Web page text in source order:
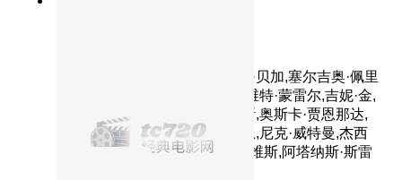
主演：西尔维斯特·史泰龙,帕斯·贝加,塞尔吉奥·佩里
斯-门切塔,艾德里安娜·巴拉扎,维特·蒙雷尔,吉妮·金,
华金·科西奥,帕斯卡西奥·洛佩斯,奥斯卡·贾恩那达,
亚历山大·迪米特罗夫,亚伦·科恩,尼克·威特曼,杰西
卡·马德森,路易·曼迪勒,欧文·戴维斯,阿塔纳斯·斯雷